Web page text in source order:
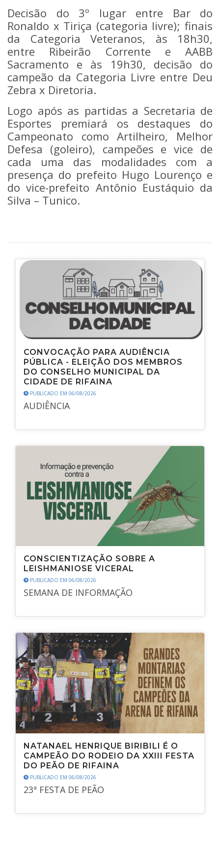
Decisão do 3º lugar entre Bar do
Ronaldo x Tiriça (categoria livre); finais
da Categoria Veteranos, às 18h30,
entre Ribeirão Corrente e AABB
Sacramento e às 19h30, decisão do
campeão da Categoria Livre entre Deu
Zebra x Diretoria.
Logo após as partidas a Secretaria de
Esportes premiará os destaques do
Campeonato como Artilheiro, Melhor
Defesa (goleiro), campeões e vice de
cada uma das modalidades com a
presença do prefeito Hugo Lourenço e
do vice-prefeito Antônio Eustáquio da
Silva – Tunico.
CONVOCAÇÃO PARA AUDIÊNCIA
PÚBLICA - ELEIÇÃO DOS MEMBROS
DO CONSELHO MUNICIPAL DA
CIDADE DE RIFAINA
PUBLICADO EM 06/08/2026
AUDIÊNCIA
CONSCIENTIZAÇÃO SOBRE A
LEISHMANIOSE VICERAL
PUBLICADO EM 06/08/2026
SEMANA DE INFORMAÇÃO
NATANAEL HENRIQUE BIRIBILI É O
CAMPEÃO DO RODEIO DA XXIII FESTA
DO PEÃO DE RIFAINA
PUBLICADO EM 06/08/2026
23ª FESTA DE PEÃO